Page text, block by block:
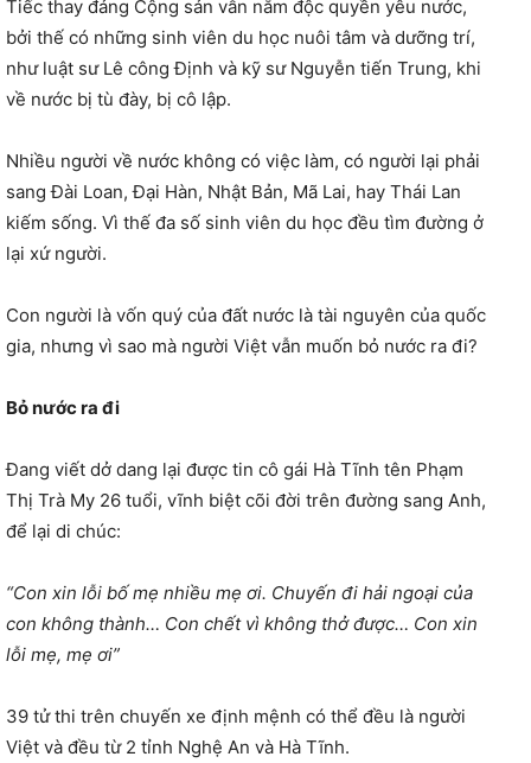
Tiếc thay đảng Cộng sản vẫn nắm độc quyền yêu nước,
bởi thế có những sinh viên du học nuôi tâm và dưỡng trí,
như luật sư Lê công Định và kỹ sư Nguyễn tiến Trung, khi
về nước bị tù đày, bị cô lập.
Nhiều người về nước không có việc làm, có người lại phải
sang Đài Loan, Đại Hàn, Nhật Bản, Mã Lai, hay Thái Lan
kiếm sống. Vì thế đa số sinh viên du học đều tìm đường ở
lại xứ người.
Con người là vốn quý của đất nước là tài nguyên của quốc
gia, nhưng vì sao mà người Việt vẫn muốn bỏ nước ra đi?
Bỏ nước ra đi
Đang viết dở dang lại được tin cô gái Hà Tĩnh tên Phạm
Thị Trà My 26 tuổi, vĩnh biệt cõi đời trên đường sang Anh,
để lại di chúc:
“Con xin lỗi bố mẹ nhiều mẹ ơi. Chuyến đi hải ngoại của
con không thành… Con chết vì không thở được… Con xin
lỗi mẹ, mẹ ơi”
39 tử thi trên chuyến xe định mệnh có thể đều là người
Việt và đều từ 2 tỉnh Nghệ An và Hà Tĩnh.